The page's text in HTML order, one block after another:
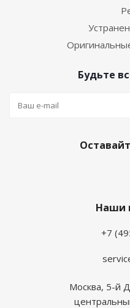
Будьте
Наши
+7
Москва, 5-й